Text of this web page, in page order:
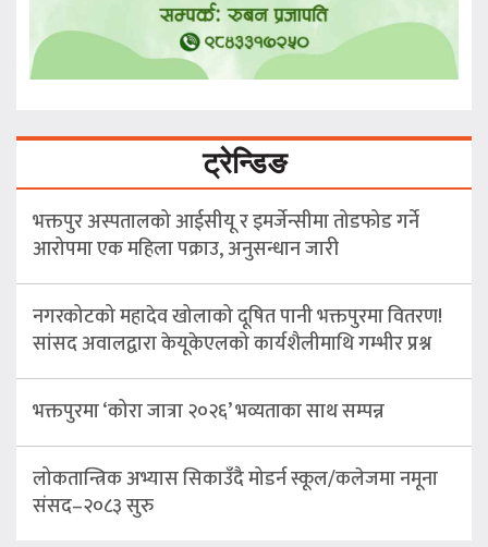
ट्रेन्डिङ
भक्तपुर अस्पतालको आईसीयू र इमर्जेन्सीमा तोडफोड गर्ने
आरोपमा एक महिला पक्राउ, अनुसन्धान जारी
नगरकोटको महादेव खोलाको दूषित पानी भक्तपुरमा वितरण!
सांसद अवालद्वारा केयूकेएलको कार्यशैलीमाथि गम्भीर प्रश्न
भक्तपुरमा ‘कोरा जात्रा २०२६’ भव्यताका साथ सम्पन्न
लोकतान्त्रिक अभ्यास सिकाउँदै मोडर्न स्कूल/कलेजमा नमूना
संसद–२०८३ सुरु